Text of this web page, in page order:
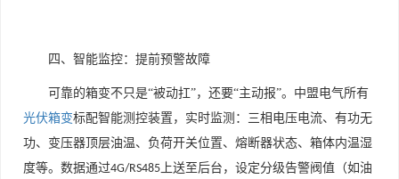
四、智能监控：提前预警故障
可靠的箱变不只是“被动扛”，还要“主动报”。中盟电气所有
光伏箱变标配智能测控装置，实时监测：三相电压电流、有功无
功、变压器顶层油温、负荷开关位置、熔断器状态、箱体内温湿
度等。数据通过4G/RS485 上送至后台，设定分级告警阀值（如油